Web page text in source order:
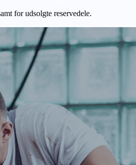
for udsolgte reservedele.